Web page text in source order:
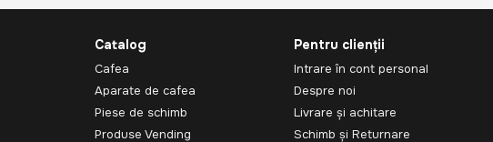
Catalog
Cafea
Aparate de cafea
Piese de schimb
Produse Vending
Pentru clienții
Intrare în cont personal
Despre noi
Livrare și achitare
Schimb și Returnare